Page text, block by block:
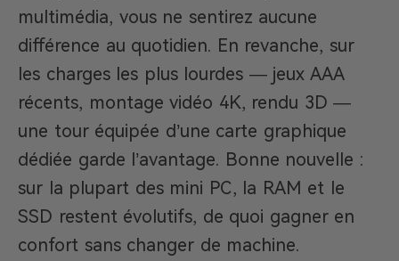
multimédia, vous ne sentirez aucune
différence au quotidien. En revanche, sur
les charges les plus lourdes — jeux AAA
récents, montage vidéo 4K, rendu 3D —
une tour équipée d’une carte graphique
dédiée garde l’avantage. Bonne nouvelle :
sur la plupart des mini PC, la RAM et le
SSD restent évolutifs, de quoi gagner en
confort sans changer de machine.